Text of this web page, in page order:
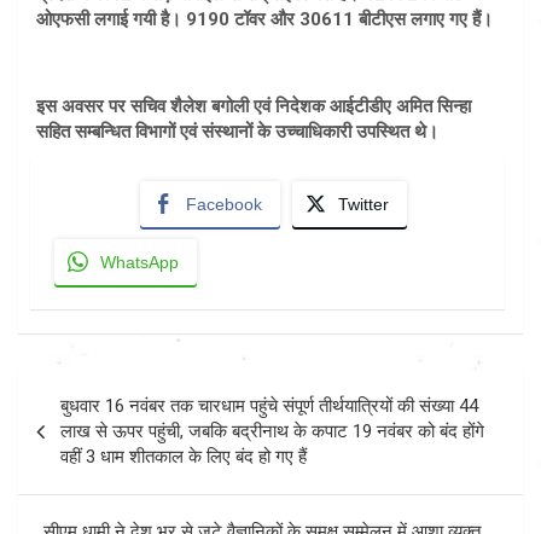
ओएफसी लगाई गयी है। 9190 टॉवर और 30611 बीटीएस लगाए गए हैं।
इस अवसर पर सचिव शैलेश बगोली एवं निदेशक आईटीडीए अमित सिन्हा
सहित सम्बन्धित विभागों एवं संस्थानों के उच्चाधिकारी उपस्थित थे।
Facebook Twitter
WhatsApp
navigation
बुधवार 16 नवंबर तक चारधाम पहुंचे संपूर्ण तीर्थयात्रियों की संख्या 44
लाख से ऊपर पहुंची, जबकि बद्रीनाथ के कपाट 19 नवंबर को बंद होंगे
वहीं 3 धाम शीतकाल के लिए बंद हो गए हैं